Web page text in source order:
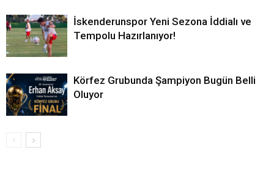
İskenderunspor Yeni Sezona İddialı ve
Tempolu Hazırlanıyor!
Körfez Grubunda Şampiyon Bugün Belli
Oluyor